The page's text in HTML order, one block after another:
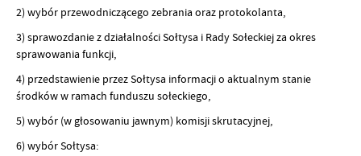
2) wybór przewodniczącego zebrania oraz protokolanta,
3) sprawozdanie z działalności Sołtysa i Rady Sołeckiej za okres
sprawowania funkcji,
4) przedstawienie przez Sołtysa informacji o aktualnym stanie
środków w ramach funduszu sołeckiego,
5) wybór (w głosowaniu jawnym) komisji skrutacyjnej,
6) wybór Sołtysa: